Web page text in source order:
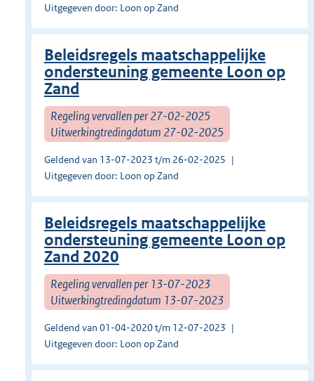
Uitgegeven door: Loon op Zand
Beleidsregels maatschappelijke
ondersteuning gemeente Loon op
Zand
Regeling vervallen per 27-02-2025
Uitwerkingtredingdatum 27-02-2025
Geldend van 13-07-2023 t/m 26-02-2025
Uitgegeven door: Loon op Zand
Beleidsregels maatschappelijke
ondersteuning gemeente Loon op
Zand 2020
Regeling vervallen per 13-07-2023
Uitwerkingtredingdatum 13-07-2023
Geldend van 01-04-2020 t/m 12-07-2023
Uitgegeven door: Loon op Zand